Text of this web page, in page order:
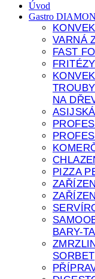
Úvod
Gastro
VARNÁ
FAST
NA
PIZZA
BARY-
SORBET